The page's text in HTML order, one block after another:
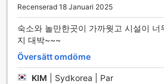
Recenserad 18 Januari 2025
숙소와 놀만한곳이 가까웟고 시설이
지 대박~~~
Översätt omdöme
KIM Sydkorea | Par